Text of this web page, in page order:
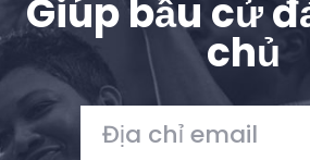
Giúp bầu cử
chủ